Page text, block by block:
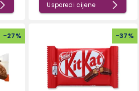
Usporedi cijene
-27% -37%